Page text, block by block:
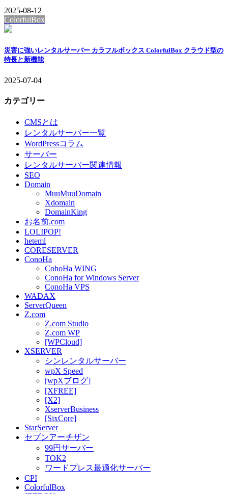
2025-08-12
ColorfulBox
災害に強いレンタルサーバー カラフルボックス ColorfulBox クラウド型の
特長と新機能
2025-07-04
カテゴリー
CMSとは
レンタルサーバー一覧
WordPressコラム
サーバー
レンタルサーバー関連情報
SEO
Domain
MuuMuuDomain
Xdomain
DomainKing
お名前.com
LOLIPOP!
heteml
CORESERVER
ConoHa
CohoHa WING
ConoHa for Windows Server
ConoHa VPS
WADAX
ServerQueen
Z.com
Z.com Studio
Z.com WP
[WPCloud]
XSERVER
シンレンタルサーバー
wpX Speed
[wpXブログ]
[XFREE]
[X2]
XserverBusiness
[SixCore]
StarServer
セブンアーチザン
99円サーバー
TOK2
ワードプレス最適化サーバー
CPI
ColorfulBox